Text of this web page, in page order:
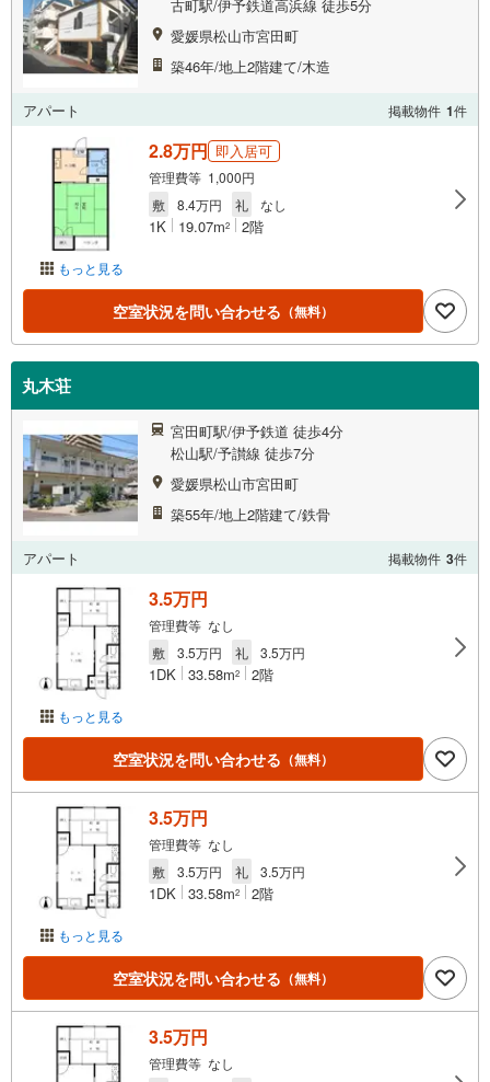
古町駅/伊予鉄道高浜線 徒歩5分
愛媛県松山市宮田町
築46年/地上2階建て/木造
アパート 掲載物件 1件
もっと見る
2.8万円 即入居可
管理費等 1,000円
敷
8.4万円 礼 なし
1K 19.07m2 2階
空室状況を問い合わせる （無料）
丸木荘
宮田町駅/伊予鉄道 徒歩4分
松山駅/予讃線 徒歩7分
愛媛県松山市宮田町
築55年/地上2階建て/鉄骨
アパート 掲載物件 3件
もっと見る
3.5万円
管理費等 なし
敷
3.5万円 礼 3.5万円
1DK 33.58m2 2階
空室状況を問い合わせる （無料）
もっと見る
3.5万円
管理費等 なし
敷
3.5万円 礼 3.5万円
1DK 33.58m2 2階
空室状況を問い合わせる （無料）
3.5万円
管理費等 なし